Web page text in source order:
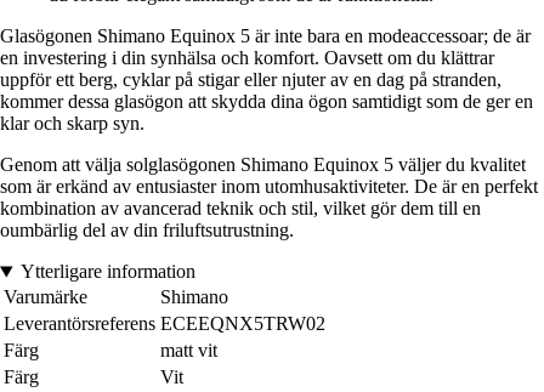
Glasögonen Shimano Equinox 5 är inte bara en modeaccessoar; de är
en investering i din synhälsa och komfort. Oavsett om du klättrar
uppför ett berg, cyklar på stigar eller njuter av en dag på stranden,
kommer dessa glasögon att skydda dina ögon samtidigt som de ger en
klar och skarp syn.
Genom att välja solglasögonen Shimano Equinox 5 väljer du kvalitet
som är erkänd av entusiaster inom utomhusaktiviteter. De är en perfekt
kombination av avancerad teknik och stil, vilket gör dem till en
oumbärlig del av din friluftsutrustning.
Ytterligare information
Varumärke
Shimano
Leverantörsreferens ECEEQNX5TRW02
Färg
matt vit
Färg
Vit